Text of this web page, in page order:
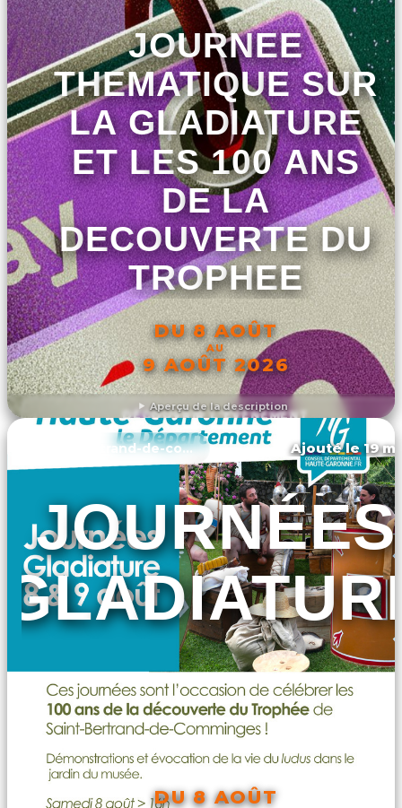
Aperçu de la description
JOURNEE
THEMATIQUE SUR
LA GLADIATURE
ET LES 100 ANS
DE LA
DECOUVERTE DU
TROPHEE
DU 8 AOÛT
AU
9 AOÛT 2026
DÉCOUVRIR L'ÉVÉNEMENT
Saint-bertrand-de-comminges Ajouté le 19
JOURNÉES
DU 8 AOÛT